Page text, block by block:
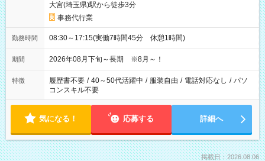
大宮(埼玉県)駅から徒歩3分
事務代行業
勤務時間 08:30～17:15(実働7時間45分 休憩1時間)
期間 2026年08月下旬～長期 ※8月～！
特徴 履歴書不要 / 40～50代活躍中 / 服装自由 / 電話対応なし / パソ
コンスキル不要
気になる！ 応募する 詳細へ
掲載日：2026.08.06